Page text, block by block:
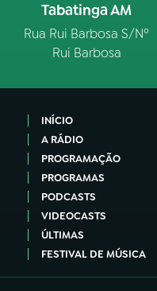
Tabatinga AM
Rua Rui Barbosa S/Nº
Rui Barbosa
INÍCIO
A RÁDIO
PROGRAMAÇÃO
PROGRAMAS
PODCASTS
VIDEOCASTS
ÚLTIMAS
FESTIVAL DE MÚSICA